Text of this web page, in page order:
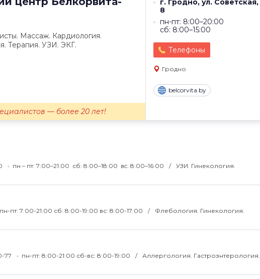
г. Гродно, ул. Советская,
8
пн-пт: 8:00–20:00
сб: 8:00–15:00
Телефоны
Гродно
belcorvita.by
Массаж. Кардиология.
Терапия. УЗИ. ЭКГ.
— более 20 лет!
пн – пт: 7:00–21:00 сб: 8:00–18:00 вc: 8:00–16:00
УЗИ. Гинекология.
пн-пт: 7:00-21:00 сб: 8:00-19:00 вс: 8:00-17:00
Флебология. Гинекология.
77 пн-пт: 8:00-21:00 сб-вс: 8:00-19:00
Аллергология. Гастроэнтерология.